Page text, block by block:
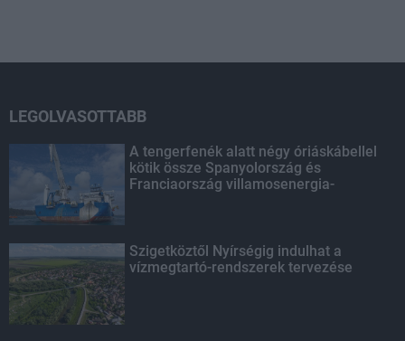
LEGOLVASOTTABB
A tengerfenék alatt négy óriáskábellel
kötik össze Spanyolország és
Franciaország villamosenergia-
Szigetköztől Nyírségig indulhat a
vízmegtartó-rendszerek tervezése